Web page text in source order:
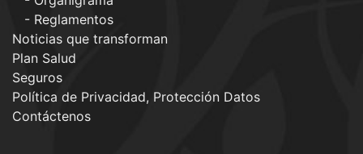
Reglamentos
Noticias que transforman
Plan Salud
Seguros
Política de Privacidad, Protección Datos
Contáctenos